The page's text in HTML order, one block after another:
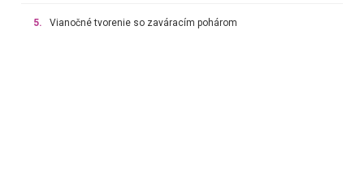
5. Vianočné tvorenie so zaváracím pohárom